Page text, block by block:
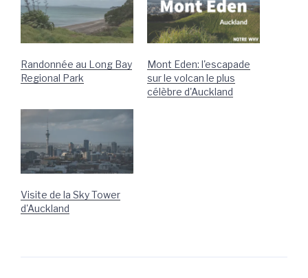
Randonnée au Long Bay
Regional Park
Mont Eden: l'escapade
sur le volcan le plus
célèbre d'Auckland
Visite de la Sky Tower
d'Auckland